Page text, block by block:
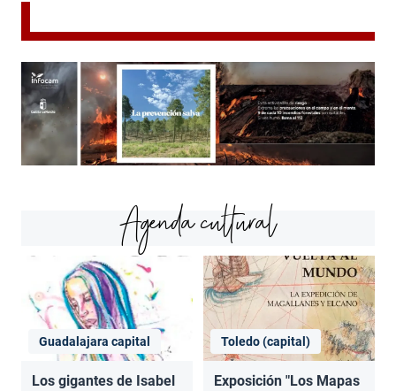
Agenda cultural
Guadalajara capital
Los gigantes de Isabel
Toledo (capital)
Exposición "Los Mapas